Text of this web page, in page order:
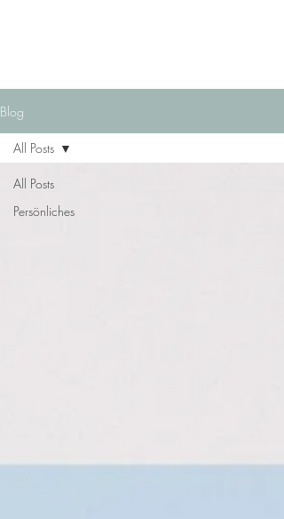
Blog
All Posts
Persönliches
All Posts